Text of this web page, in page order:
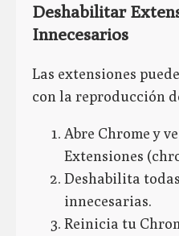
Deshabilitar
Innecesarios
Las extensiones
con la reproducción
Abre Chrome y
Extensiones
Deshabilita
innecesarias.
Reinicia tu